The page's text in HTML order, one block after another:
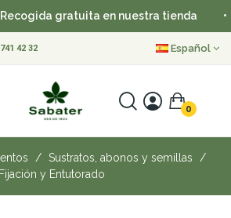
gratuita en nuestra tienda
42 32 Español
0
Sustratos, abonos y semillas
Fijación y Entutorado